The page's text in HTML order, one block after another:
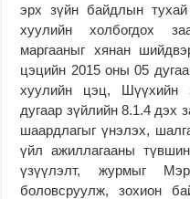
эрх зүйн байдлын
хуулийн холбогдох
маргааныг хянан
цэцийн 2015 оны 05
хуулийн цэц, Шүүхийн
дугаар зүйлийн 8.1.4 дэх
шаардлагыг үнэлэх,
үйл ажиллагааны
үзүүлэлт, журмыг
боловсруулж, зохион